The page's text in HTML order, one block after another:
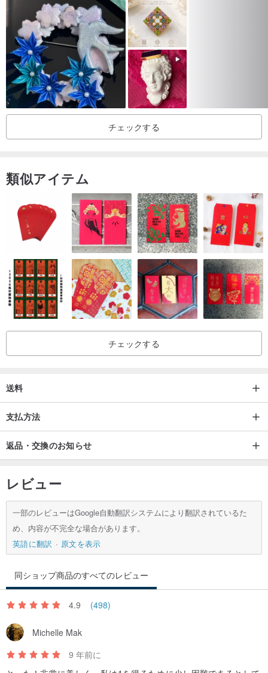
<「クリスマス限定「オレンジピールは、遠近赤クリスマスの花クリ
スマス角閃石チェーン多目的襟ピンブローチブローチを描きました>
オレンジピール3次元手描きクリスマス赤~~~すべてのスタッフ開
プラスの小さな花のラインストーン~~~~厚い雰囲気はクリスマスよ
各1独立した絵画や角状の花のように~~マージサイズは確かに同じ
ではありません！
しかし、これは独特の美しさと驚きである♥♥♥
これは、自分自身を削除することができます多目的襟ピン~~鎖で独
立した2クリスマスの花のブローチが~~別の服~~にバックルができ
厚い冬のクリスマスの雰囲気！
◎サイズおよび材料◎
‧手描きのクリスマスの花（樹脂材料）
約2.5センチメートルのx 2.5センチメートルの‧クリスマスの花の大
きさ
‧として色の保持のブローチ合金（提供されるセキュリティ南京錠）
チェックする
類似アイテム
チェックする
送料
支払方法
返品・交換のお知らせ
レビュー
一部のレビューはGoogle自動翻訳システムにより翻訳されているた
め、内容が不完全な場合があります。
英語に翻訳
原文を表示
同ショップ商品のすべてのレビュー
4.9 (498)
Michelle Mak
9 年前に